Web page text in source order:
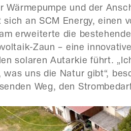
Wärmepumpe und der
an SCM Energy, einen
erweiterte die
Zaun – eine
solaren Autarkie führt.
was uns die Natur gibt“,
Weg, den